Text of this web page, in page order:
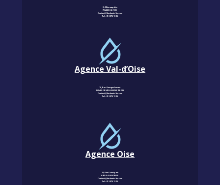
3, Allée magritte
78400 CHATOU
Contact@km-humidite.com
Tel : 01 30 76 13 26
Agence Val-d’Oise
18, Rue Georges Leroux
95240 CORMEILLES-EN-PARISIS
Contact@km-humidite.com
Tel : 01 30 76 13 26
Agence Oise
22, Rue Principale
60850 LALANDELLE
Contact@km-humidite.com
Tel : 01 30 76 13 26